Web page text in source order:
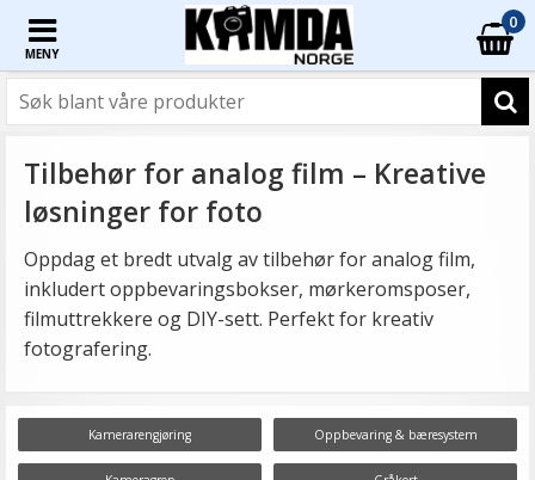
MENY
0
Tilbehør for analog film – Kreative
løsninger for foto
Oppdag et bredt utvalg av tilbehør for analog film,
inkludert oppbevaringsbokser, mørkeromsposer,
filmuttrekkere og DIY-sett. Perfekt for kreativ
fotografering.
Kamerarengjøring Oppbevaring & bæresystem